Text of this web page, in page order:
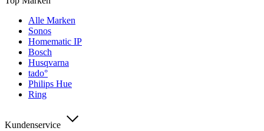
Alle Marken
Sonos
Homematic IP
Bosch
Husqvarna
tado°
Philips Hue
Ring
Kundenservice